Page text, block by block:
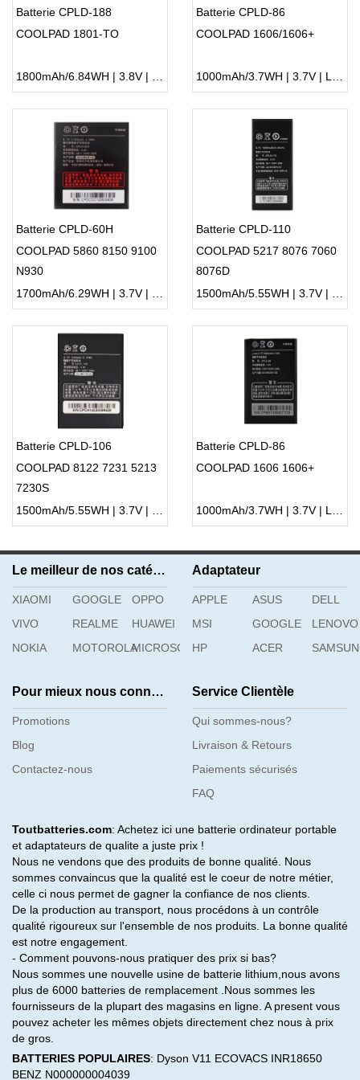
Batterie CPLD-188
COOLPAD 1801-TO
1800mAh/6.84WH | 3.8V | Li-ion ...
Batterie CPLD-86
COOLPAD 1606/1606+
1000mAh/3.7WH | 3.7V | Li-ion ...
Batterie CPLD-60H
COOLPAD 5860 8150 9100
N930
1700mAh/6.29WH | 3.7V | Li-ion ...
Batterie CPLD-110
COOLPAD 5217 8076 7060
8076D
1500mAh/5.55WH | 3.7V | Li-ion ...
Batterie CPLD-106
COOLPAD 8122 7231 5213
7230S
1500mAh/5.55WH | 3.7V | Li-ion ...
Batterie CPLD-86
COOLPAD 1606 1606+
1000mAh/3.7WH | 3.7V | Li-ion ...
Le meilleur de nos catégories
XIAOMI GOOGLE
OPPO
VIVO
REALME
HUAWEI
NOKIA
MOTOROLAMICROSOFT
Adaptateur
APPLE ASUS
DELL
MSI
GOOGLE
LENOVO
HP
ACER
Pour mieux nous connaître
Promotions
Blog
Contactez-nous
Service Clientèle
Qui sommes-nous?
Livraison & Retours
Paiements sécurisés
FAQ
Toutbatteries.com: Achetez ici une batterie ordinateur portable
et adaptateurs de qualite a juste prix !
Nous ne vendons que des produits de bonne qualité. Nous
sommes convaincus que la qualité est le coeur de notre métier,
celle ci nous permet de gagner la confiance de nos clients.
De la production au transport, nous procédons à un contrôle
qualité rigoureux sur l'ensemble de nos produits. La bonne qualité
est notre engagement.
- Comment pouvons-nous pratiquer des prix si bas?
Nous sommes une nouvelle usine de batterie lithium,nous avons
plus de 6000 batteries de remplacement .Nous sommes les
fournisseurs de la plupart des magasins en ligne. A present vous
pouvez acheter les mêmes objets directement chez nous à prix
de gros.
BATTERIES POPULAIRES: Dyson V11 ECOVACS INR18650
BENZ N000000004039